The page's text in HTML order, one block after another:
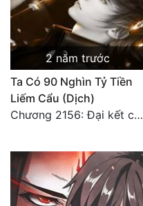
Đô Thị
Đông Phương
Đông Phương Huyền Huyễn
Đồng Nhân
Ngự Thú
Truyện Nam
2 năm trước
Ta Có 90 Nghìn Tỷ Tiền
Liếm Cẩu (Dịch)
Chương 2156: Đại kết cục!!!